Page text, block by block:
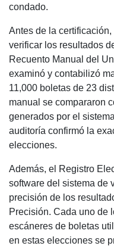
condado.
Antes de la
verificar los resultados
Recuento Manual del
examinó y contabilizó
11,000 boletas de 23
manual se compararon
generados por el
auditoría confirmó la
elecciones.
Además, el Registro
software del sistema de
precisión de los
Precisión. Cada uno de
escáneres de boletas
en estas elecciones se